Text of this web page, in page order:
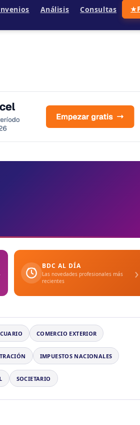
Análisis Consultas ★
BDC AL DÍA
Las novedades profesionales más
recientes
›
COMERCIO EXTERIOR
IMPUESTOS NACIONALES
SOCIETARIO